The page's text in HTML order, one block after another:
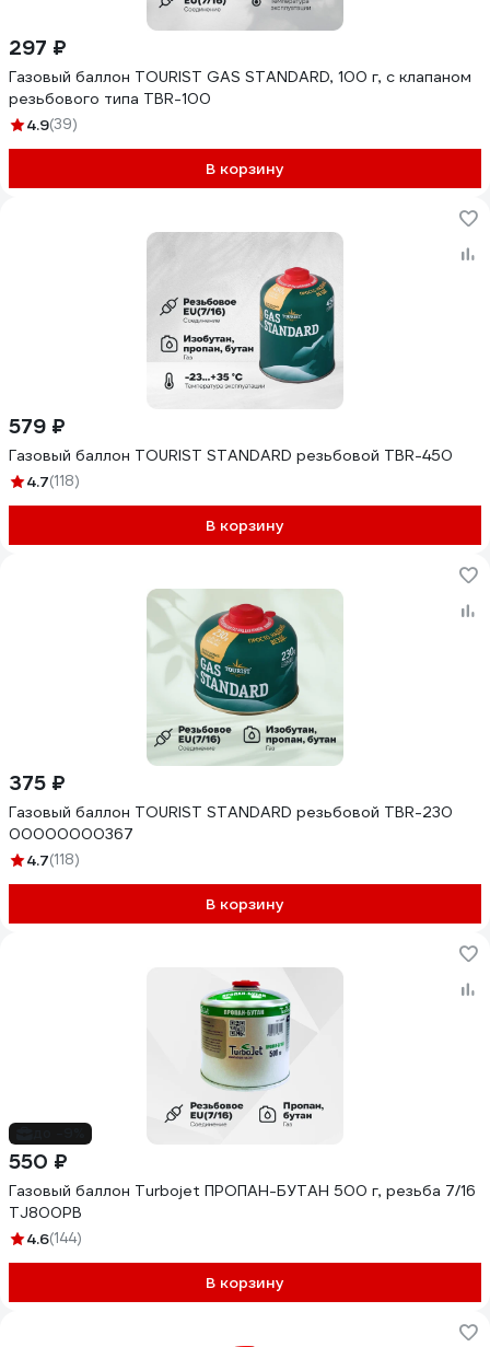
297 ₽
Газовый баллон TOURIST GAS STANDARD, 100 г, с клапаном
резьбового типа TBR-100
4.9(39)
В корзину
579 ₽
Газовый баллон TOURIST STANDARD резьбовой TBR-450
4.7(118)
В корзину
375 ₽
Газовый баллон TOURIST STANDARD резьбовой TBR-230
00000000367
4.7(118)
В корзину
550 ₽
Газовый баллон Turbojet ПРОПАН-БУТАН 500 г, резьба 7/16
TJ800PB
4.6(144)
В корзину